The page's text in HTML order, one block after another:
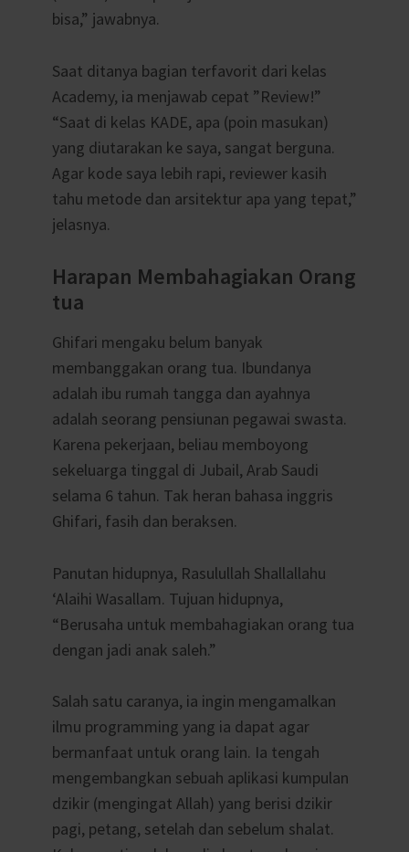
bisa,” jawabnya.
Saat ditanya bagian terfavorit dari kelas
Academy, ia menjawab cepat ”Review!”
“Saat di kelas KADE, apa (poin masukan)
yang diutarakan ke saya, sangat berguna.
Agar kode saya lebih rapi, reviewer kasih
tahu metode dan arsitektur apa yang tepat,”
jelasnya.
Harapan Membahagiakan Orang
tua
Ghifari mengaku belum banyak
membanggakan orang tua. Ibundanya
adalah ibu rumah tangga dan ayahnya
adalah seorang pensiunan pegawai swasta.
Karena pekerjaan, beliau memboyong
sekeluarga tinggal di Jubail, Arab Saudi
selama 6 tahun. Tak heran bahasa inggris
Ghifari, fasih dan beraksen.
Panutan hidupnya, Rasulullah Shallallahu
‘Alaihi Wasallam. Tujuan hidupnya,
“Berusaha untuk membahagiakan orang tua
dengan jadi anak saleh.”
Salah satu caranya, ia ingin mengamalkan
ilmu programming yang ia dapat agar
bermanfaat untuk orang lain. Ia tengah
mengembangkan sebuah aplikasi kumpulan
dzikir (mengingat Allah) yang berisi dzikir
pagi, petang, setelah dan sebelum shalat.